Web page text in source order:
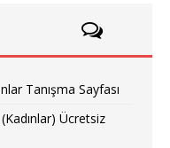
Tanışma Sayfası
Ücretsiz